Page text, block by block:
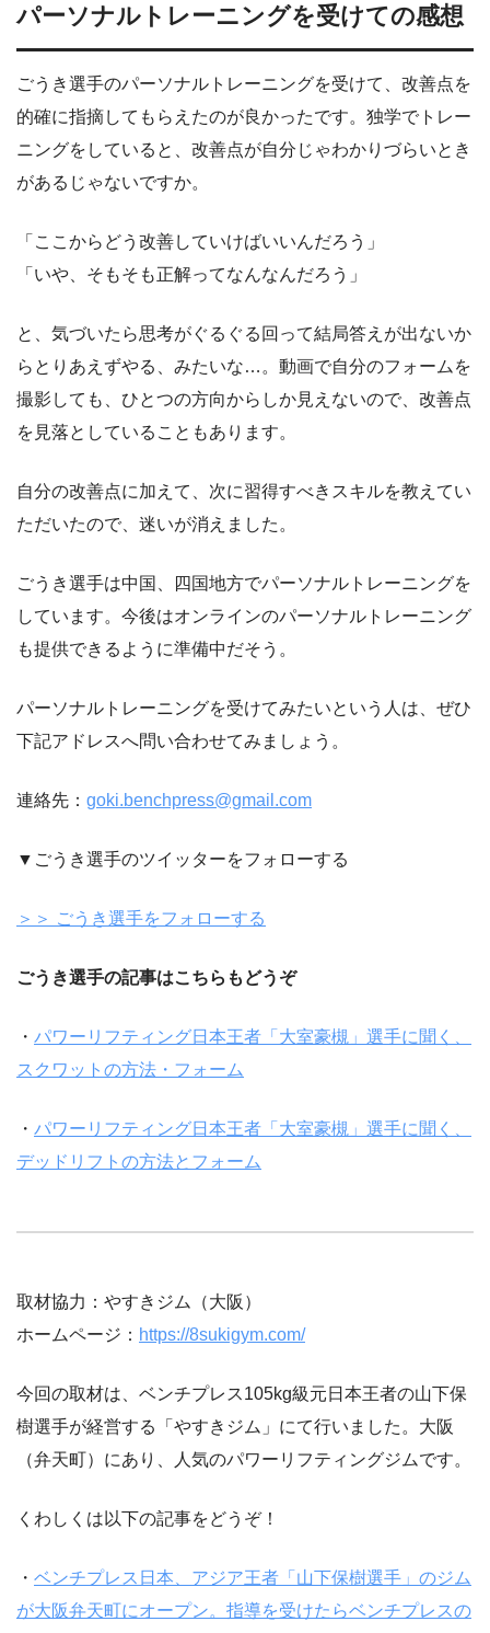
パーソナルトレーニングを受けての感想
ごうき選手のパーソナルトレーニングを受けて、改善点を
的確に指摘してもらえたのが良かったです。独学でトレー
ニングをしていると、改善点が自分じゃわかりづらいとき
があるじゃないですか。
「ここからどう改善していけばいいんだろう」
「いや、そもそも正解ってなんなんだろう」
と、気づいたら思考がぐるぐる回って結局答えが出ないか
らとりあえずやる、みたいな…。動画で自分のフォームを
撮影しても、ひとつの方向からしか見えないので、改善点
を見落としていることもあります。
自分の改善点に加えて、次に習得すべきスキルを教えてい
ただいたので、迷いが消えました。
ごうき選手は中国、四国地方でパーソナルトレーニングを
しています。今後はオンラインのパーソナルトレーニング
も提供できるように準備中だそう。
パーソナルトレーニングを受けてみたいという人は、ぜひ
下記アドレスへ問い合わせてみましょう。
連絡先： goki.benchpress@gmail.com
▼ごうき選手のツイッターをフォローする
＞＞ ごうき選手をフォローする
ごうき選手の記事はこちらもどうぞ
・ パワーリフティング日本王者「大室豪槻」選手に聞く、
スクワットの方法・フォーム
・ パワーリフティング日本王者「大室豪槻」選手に聞く、
デッドリフトの方法とフォーム
取材協力：やすきジム（大阪）
ホームページ： https://8sukigym.com/
今回の取材は、ベンチプレス105kg級元日本王者の山下保
樹選手が経営する「やすきジム」にて行いました。大阪
（弁天町）にあり、人気のパワーリフティングジムです。
くわしくは以下の記事をどうぞ！
・ ベンチプレス日本、アジア王者「山下保樹選手」のジム
が大阪弁天町にオープン。指導を受けたらベンチプレスの